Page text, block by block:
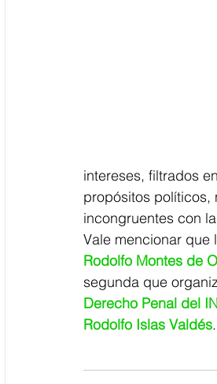
intereses, filtrados
propósitos políticos,
incongruentes con
Vale mencionar que
Rodolfo Montes de
segunda que
Derecho Penal del
Rodolfo Islas Valdés.